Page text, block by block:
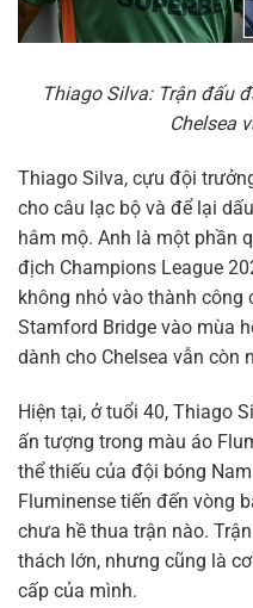
Thiago Silva: Trận đấu
Chelsea
Thiago Silva, cựu đội
cho câu lạc bộ và để lại
hâm mộ. Anh là một phần
địch Champions League
không nhỏ vào thành công
Stamford Bridge vào mùa
dành cho Chelsea vẫn còn
Hiện tại, ở tuổi 40, Thiago
ấn tượng trong màu áo
thể thiếu của đội bóng
Fluminense tiến đến vòng
chưa hề thua trận nào.
thách lớn, nhưng cũng là
cấp của mình.